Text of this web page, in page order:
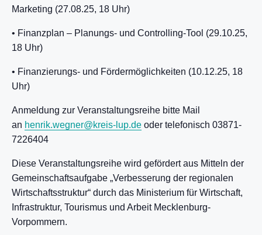
Marketing (27.08.25, 18 Uhr)
• Finanzplan – Planungs- und Controlling-Tool (29.10.25,
18 Uhr)
• Finanzierungs- und Fördermöglichkeiten (10.12.25, 18
Uhr)
Anmeldung zur Veranstaltungsreihe bitte Mail
an henrik.wegner@kreis-lup.de oder telefonisch 03871-
7226404
Diese Veranstaltungsreihe wird gefördert aus Mitteln der
Gemeinschaftsaufgabe „Verbesserung der regionalen
Wirtschaftsstruktur“ durch das Ministerium für Wirtschaft,
Infrastruktur, Tourismus und Arbeit Mecklenburg-
Vorpommern.